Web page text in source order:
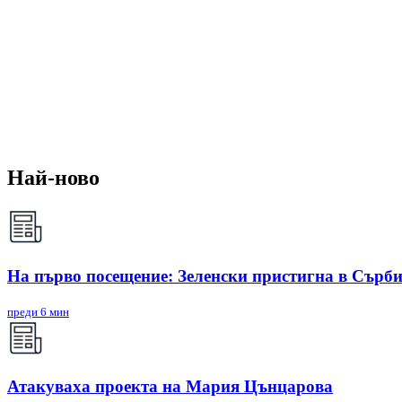
Най-ново
На първо посещение: Зеленски пристигна в
преди 6 мин
Атакуваха проекта на Мария Цънцарова